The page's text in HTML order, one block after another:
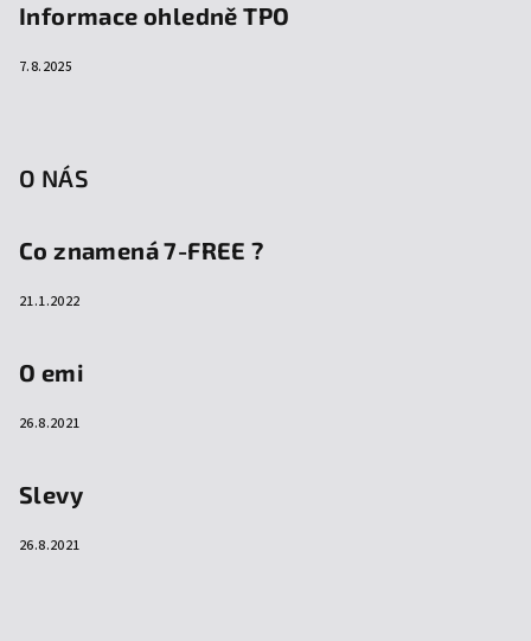
Informace ohledně TPO
7.8.2025
O NÁS
Co znamená 7-FREE ?
21.1.2022
O emi
26.8.2021
Slevy
26.8.2021